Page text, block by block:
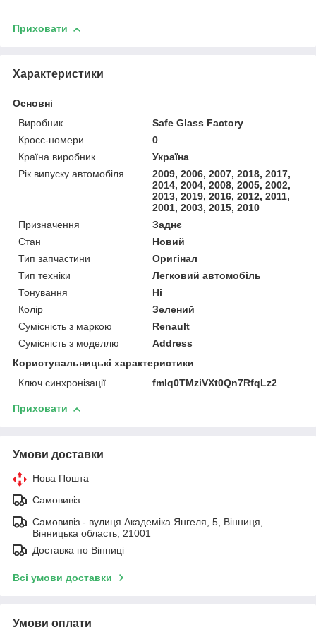
Приховати
Характеристики
Основні
Виробник
Safe Glass Factory
Кросс-номери
0
Країна виробник
Україна
Рік випуску автомобіля
2009, 2006, 2007, 2018, 2017,
2014, 2004, 2008, 2005, 2002,
2013, 2019, 2016, 2012, 2011,
2001, 2003, 2015, 2010
Призначення
Заднє
Стан
Новий
Тип запчастини
Оригінал
Тип техніки
Легковий автомобіль
Тонування
Ні
Колір
Зелений
Сумісність з маркою
Renault
Сумісність з моделлю
Address
Користувальницькі характеристики
Ключ синхронізації
fmIq0TMziVXt0Qn7RfqLz2
Приховати
Умови доставки
Нова Пошта
Самовивіз
Самовивіз - вулиця Академіка Янгеля, 5, Вінниця,
Вінницька область, 21001
Доставка по Вінниці
Всі умови доставки
Умови оплати